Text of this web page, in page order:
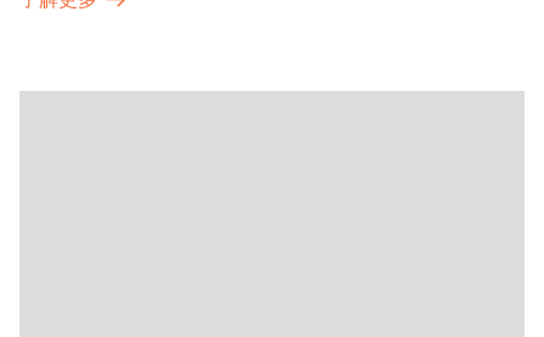
sets from boundary-pushing artists, delicious offerings
move, make, and connect in celebration of Black culture.